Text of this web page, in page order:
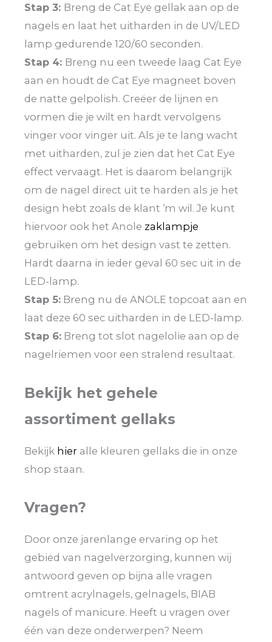
Stap 3: Breng de Cat Eye gellak aan op de
nagels en laat het uitharden in de UV/LED
lamp gedurende 120/60 seconden.
Stap 4: Breng nu een tweede laag Cat Eye
aan en houdt de Cat Eye magneet boven
de natte gelpolish. Creëer de lijnen en
vormen die je wilt en hardt vervolgens
vinger voor vinger uit. Als je te lang wacht
met uitharden, zul je zien dat het Cat Eye
effect vervaagt. Het is daarom belangrijk
om de nagel direct uit te harden als je het
design hebt zoals de klant ‘m wil. Je kunt
hiervoor ook het Anole zaklampje
gebruiken om het design vast te zetten.
Hardt daarna in ieder geval 60 sec uit in de
LED-lamp.
Stap 5: Breng nu de ANOLE topcoat aan en
laat deze 60 sec uitharden in de LED-lamp.
Stap 6: Breng tot slot nagelolie aan op de
nagelriemen voor een stralend resultaat.
Bekijk het gehele
assortiment gellaks
Bekijk hier alle kleuren gellaks die in onze
shop staan.
Vragen?
Door onze jarenlange ervaring op het
gebied van nagelverzorging, kunnen wij
antwoord geven op bijna alle vragen
omtrent acrylnagels, gelnagels, BIAB
nagels of manicure. Heeft u vragen over
één van deze onderwerpen? Neem